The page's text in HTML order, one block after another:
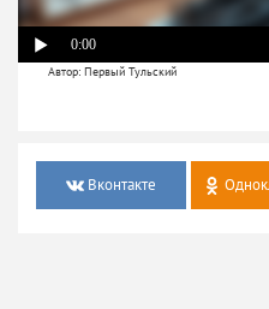
0:00
Автор: Первый Тульский
Вконтакте